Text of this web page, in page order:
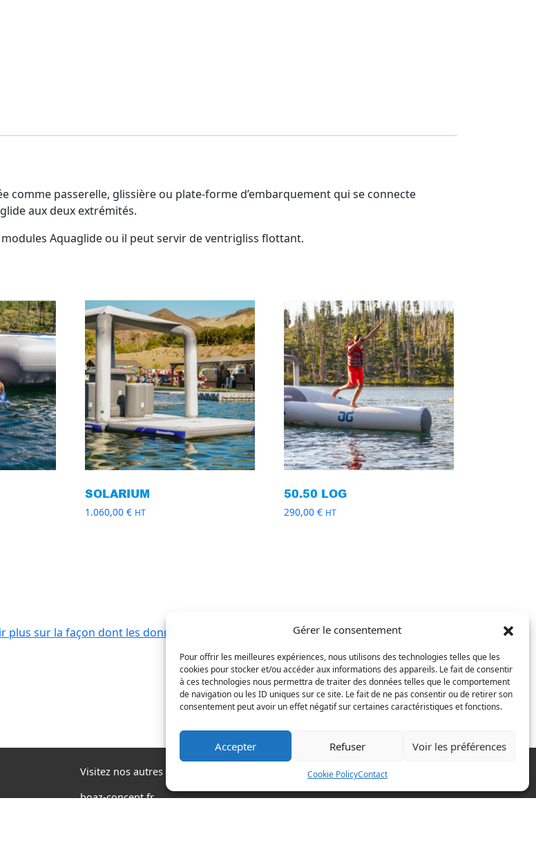
Gérer le consentement
Pour offrir les meilleures expériences, nous utilisons des technologies telles que les
cookies pour stocker et/ou accéder aux informations des appareils. Le fait de consentir
à ces technologies nous permettra de traiter des données telles que le comportement
de navigation ou les ID uniques sur ce site. Le fait de ne pas consentir ou de retirer son
consentement peut avoir un effet négatif sur certaines caractéristiques et fonctions.
Accepter Refuser Voir les préférences
Cookie PolicyContact
passerelle, glissière ou plate-forme d’embarquement qui se connecte
aux deux extrémités.
Aquaglide ou il peut servir de ventrigliss flottant.
SOLARIUM
1.060,00 € HT
50.50 LOG
290,00€ HT
plus sur la façon dont les données de vos commentaires sont traitées.
Visitez nos autres sites
boaz-concept.fr